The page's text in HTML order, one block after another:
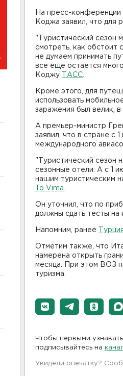
На пресс-конференции
Коджа заявил, что для
"Туристический сезон
смотреть, как обстоит
не думаем принимать
все еще остается
Коджу
ТАСС
Кроме этого, для
использовать
заражения был велик, в
А премьер-министр
заявил, что в стране с
международного
"Туристический сезон
сезонные отели. А с 1
нашим туристическим
To Vima
Он уточнил, что по
должны сдать тесты на
Напомним, ранее
Отметим также, что
намерена открыть
месяца. При этом ВОЗ
туризма.
Чтобы первыми
подписывайтесь на
Увидели опечатку?